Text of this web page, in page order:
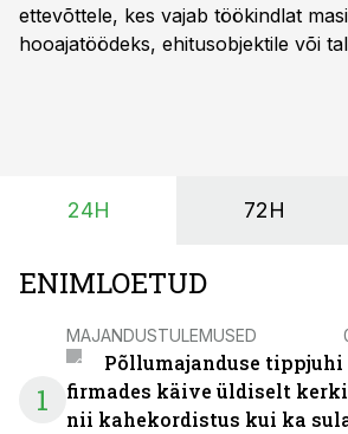
ettevõttele, kes vajab töökindlat
hooajatöödeks, ehitusobjektile või
on suurim ning iga töötund on oluline.
24H 72H
ENIMLOETUD
1
MAJANDUSTULEMUSED
Põllumajanduse
firmades käive üldiselt
nii kahekordistus kui ka